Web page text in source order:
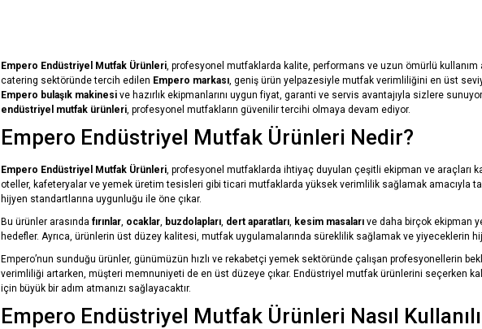
Empero Endüstriyel Mutfak Ürünleri, profesyonel mutfaklarda kalite, performans ve uzun ömürlü
catering sektöründe tercih edilen Empero markası, geniş ürün yelpazesiyle mutfak verimliliğini en üst
Empero bulaşık makinesi ve hazırlık ekipmanlarını uygun fiyat, garanti ve servis avantajıyla sizlere
endüstriyel mutfak ürünleri, profesyonel mutfakların güvenilir tercihi olmaya devam ediyor.
Empero Endüstriyel Mutfak Ürünleri Nedir?
Empero Endüstriyel Mutfak Ürünleri, profesyonel mutfaklarda ihtiyaç duyulan çeşitli ekipman ve araçları
oteller, kafeteryalar ve yemek üretim tesisleri gibi ticari mutfaklarda yüksek verimlilik sağlamak amacıyla
hijyen standartlarına uygunluğu ile öne çıkar.
Bu ürünler arasında fırınlar, ocaklar, buzdolapları, dert aparatları, kesim masaları ve daha birçok ekipman
hedefler. Ayrıca, ürünlerin üst düzey kalitesi, mutfak uygulamalarında süreklilik sağlamak ve yiyeceklerin
Empero’nun sunduğu ürünler, günümüzün hızlı ve rekabetçi yemek sektöründe çalışan profesyonellerin
verimliliği artarken, müşteri memnuniyeti de en üst düzeye çıkar. Endüstriyel mutfak ürünlerini seçerken
için büyük bir adım atmanızı sağlayacaktır.
Empero Endüstriyel Mutfak Ürünleri Nasıl